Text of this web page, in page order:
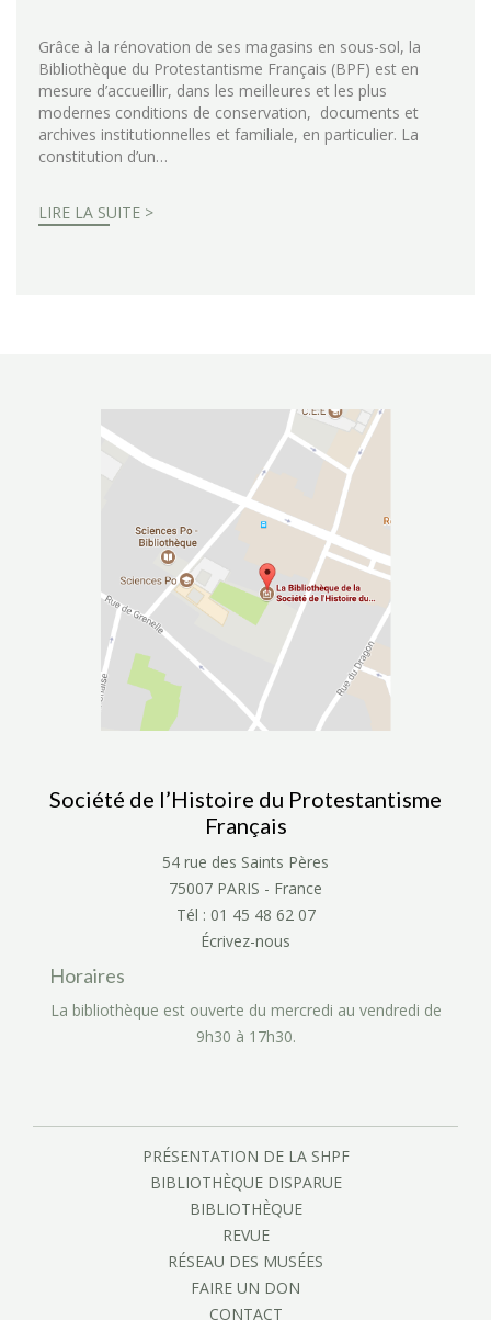
Grâce à la rénovation de ses magasins en sous-sol, la
Bibliothèque du Protestantisme Français (BPF) est en
mesure d’accueillir, dans les meilleures et les plus
modernes conditions de conservation, documents et
archives institutionnelles et familiale, en particulier. La
constitution d’un…
LIRE LA SUITE >
Société de l’Histoire du Protestantisme
Français
54 rue des Saints Pères
75007 PARIS - France
Tél : 01 45 48 62 07
Écrivez-nous
Horaires
La bibliothèque est ouverte du mercredi au vendredi de
9h30 à 17h30.
PRÉSENTATION DE LA SHPF
BIBLIOTHÈQUE DISPARUE
BIBLIOTHÈQUE
REVUE
RÉSEAU DES MUSÉES
FAIRE UN DON
CONTACT